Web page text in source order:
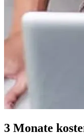
3 Monate